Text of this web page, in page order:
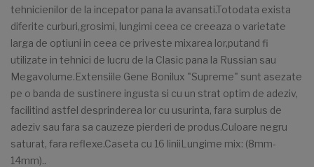
tehnicienilor de la incepator pana la avansati.Totodata exista
diferite curburi,grosimi, lungimi ceea ce creeaza o varietate
larga de optiuni in ceea ce priveste mixarea lor,putand fi
utilizate in tehnici de lucru de la Clasic pana la Russian sau
Megavolume.Extensiile Gene Bonilux "Supreme" sunt asezate
pe o banda de sustinere ingusta si cu un strat optim de adeziv,
facilitind astfel desprinderea lor cu usurinta, fara surplus de
adeziv sau fara sa cauzeze pierderi de produs.Culoare negru
saturat, fara reflexe.Caseta cu 16 liniiLungime mix: (8mm-
14mm)..